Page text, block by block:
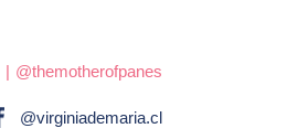
| @themotherofpanes
@virginiademaria.cl